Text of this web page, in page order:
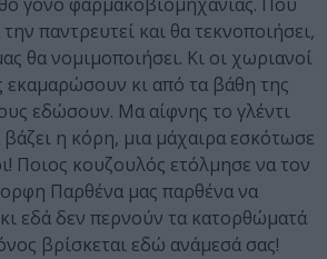
παντρευτεί και θα τεκνοποιήσει,
θα νομιμοποιήσει. Κι οι χωριανοί
εκαμαρώσουν κι από τα βάθη της
εδώσουν. Μα αίφνης το γλέντι
βάζει η κόρη, μια μάχαιρα εσκότωσε
Ποιος κουζουλός ετόλμησε να τον
Παρθένα μας παρθένα να
εδά δεν περνούν τα κατορθώματά
βρίσκεται εδώ ανάμεσά σας!